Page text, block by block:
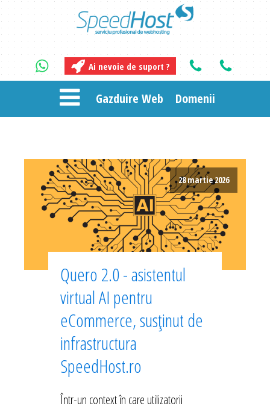
Ai nevoie de suport ?
Gazduire Web Domenii
28 martie 2026
Quero 2.0 - asistentul
virtual AI pentru
eCommerce, susținut de
infrastructura
SpeedHost.ro
Într-un context în care utilizatorii